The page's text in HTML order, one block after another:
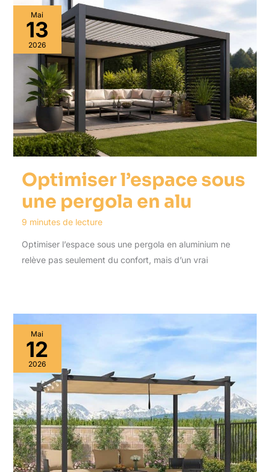
Mai
13
2026
Optimiser l’espace sous
une pergola en alu
9 minutes de lecture
Optimiser l’espace sous une pergola en aluminium ne
relève pas seulement du confort, mais d’un vrai
Mai
12
2026